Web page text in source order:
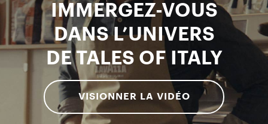
IMMERGEZ-VOUS
DANS L’UNIVERS
DE TALES OF ITALY
VISIONNER LA VIDÉO